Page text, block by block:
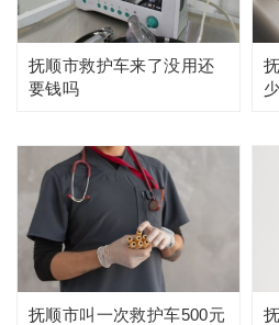
抚顺市救护车来了没用还
要钱吗
抚顺市叫一次救护车500元